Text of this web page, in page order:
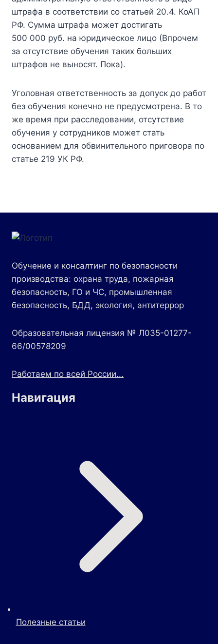
штрафа в соответствии со статьей 20.4. КоАП
РФ. Сумма штрафа может достигать
500 000 руб. на юридическое лицо (Впрочем
за отсутствие обучения таких больших
штрафов не выносят. Пока).
Уголовная ответственность за допуск до работ
без обучения конечно не предусмотрена. В то
же время при расследовании, отсутствие
обучения у сотрудников может стать
основанием для обвинительного приговора по
статье 219 УК РФ.
Обучение и консалтинг по безопасности
производства: охрана труда, пожарная
безопасность, ГО и ЧС, промышленная
безопасность, БДД, экология, антитеррор
Образовательная лицензия № Л035-01277-
66/00578209
Работаем по всей России...
Навигация
Полезные статьи